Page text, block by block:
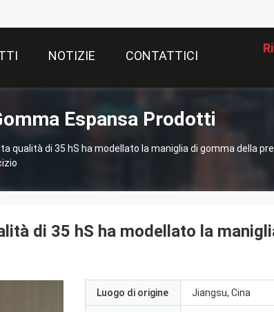
NOTIZIE CONTATTICI
Espansa Prodotti
qualità di 35 hS ha modellato la maniglia di gomma della
di 35 hS ha modellato la
Luogo di origine Jiangsu, Cina